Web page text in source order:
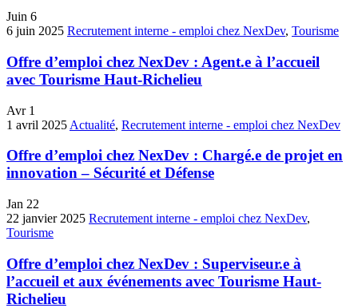
Juin 6
6 juin 2025 Recrutement interne - emploi chez NexDev, Tourisme
Offre d’emploi chez NexDev : Agent.e à l’accueil
avec Tourisme Haut-Richelieu
Avr 1
1 avril 2025 Actualité, Recrutement interne - emploi chez NexDev
Offre d’emploi chez NexDev : Chargé.e de projet en
innovation – Sécurité et Défense
Jan 22
22 janvier 2025 Recrutement interne - emploi chez NexDev,
Tourisme
Offre d’emploi chez NexDev : Superviseur.e à
l’accueil et aux événements avec Tourisme Haut-
Richelieu